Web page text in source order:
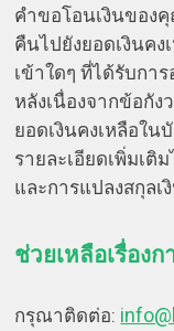
คำขอโอนเงินของ
คืนไปยังยอดเงินค
เข้าใดๆ ที่ได้รับกา
หลังเนื่องจากข้อกั
ยอดเงินคงเหลือใ
รายละเอียดเพิ่มเติ
และการแปลงสกุลเ
ช่วยเหลือเรื่อง
กรุณาติดต่อ: